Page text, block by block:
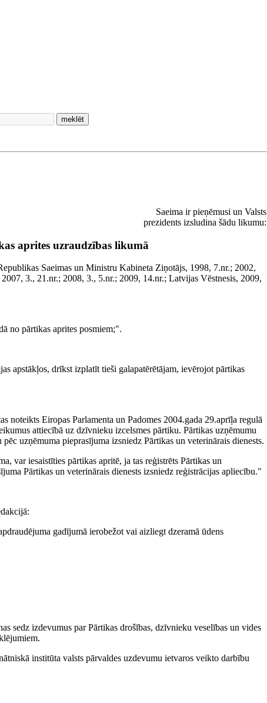
meklēt
Saeima ir pieņēmusi un Valsts
prezidents izsludina šādu likumu:
aprites uzraudzības likumā
Saeimas un Ministru Kabineta Ziņotājs, 1998, 7.nr.; 2002,
3., 21.nr.; 2008, 3., 5.nr.; 2009, 14.nr.; Latvijas Vēstnesis, 2009,
no pārtikas aprites posmiem;".
apstākļos, drīkst izplatīt tieši galapatērētājam, ievērojot pārtikas
noteikts Eiropas Parlamenta un Padomes 2004.gada 29.aprīļa regulā
attiecībā uz dzīvnieku izcelsmes pārtiku. Pārtikas uzņēmumu
uzņēmuma pieprasījuma izsniedz Pārtikas un veterinārais dienests.
var iesaistīties pārtikas apritē, ja tas reģistrēts Pārtikas un
Pārtikas un veterinārais dienests izsniedz reģistrācijas apliecību."
gadījumā ierobežot vai aizliegt dzeramā ūdens
sedz izdevumus par Pārtikas drošības, dzīvnieku veselības un vides
institūta valsts pārvaldes uzdevumu ietvaros veikto darbību